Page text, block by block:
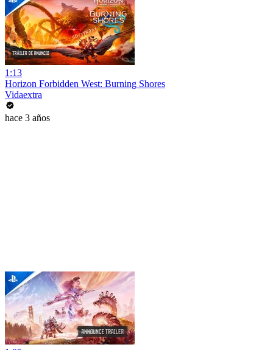
1:13
Horizon Forbidden West: Burning Shores
Vidaextra
hace 3 años